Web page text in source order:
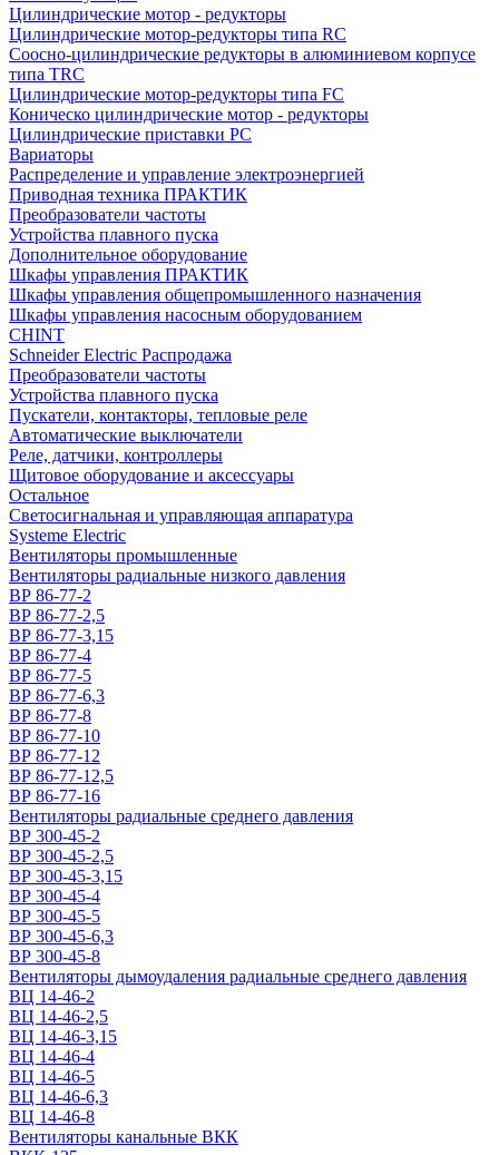
Цилиндрические мотор - редукторы
Цилиндрические мотор-редукторы типа RC
Соосно-цилиндрические редукторы в алюминиевом корпусе
типа TRC
Цилиндрические мотор-редукторы типа FC
Коническо цилиндрические мотор - редукторы
Цилиндрические приставки PC
Вариаторы
Распределение и управление электроэнергией
Приводная техника ПРАКТИК
Преобразователи частоты
Устройства плавного пуска
Дополнительное оборудование
Шкафы управления ПРАКТИК
Шкафы управления общепромышленного назначения
Шкафы управления насосным оборудованием
CHINT
Schneider Electric Распродажа
Преобразователи частоты
Устройства плавного пуска
Пускатели, контакторы, тепловые реле
Автоматические выключатели
Реле, датчики, контроллеры
Щитовое оборудование и аксессуары
Остальное
Светосигнальная и управляющая аппаратура
Systeme Electric
Вентиляторы промышленные
Вентиляторы радиальные низкого давления
ВР 86-77-2
ВР 86-77-2,5
ВР 86-77-3,15
ВР 86-77-4
ВР 86-77-5
ВР 86-77-6,3
ВР 86-77-8
ВР 86-77-10
ВР 86-77-12
ВР 86-77-12,5
ВР 86-77-16
Вентиляторы радиальные среднего давления
ВР 300-45-2
ВР 300-45-2,5
ВР 300-45-3,15
ВР 300-45-4
ВР 300-45-5
ВР 300-45-6,3
ВР 300-45-8
Вентиляторы дымоудаления радиальные среднего давления
ВЦ 14-46-2
ВЦ 14-46-2,5
ВЦ 14-46-3,15
ВЦ 14-46-4
ВЦ 14-46-5
ВЦ 14-46-6,3
ВЦ 14-46-8
Вентиляторы канальные ВКК